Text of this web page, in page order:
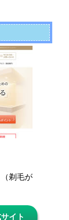
剃毛が
イト